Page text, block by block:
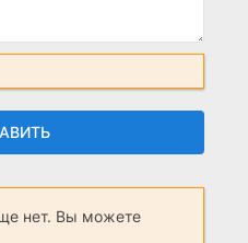
нет. Вы можете